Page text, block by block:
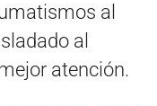
al
al
atención.